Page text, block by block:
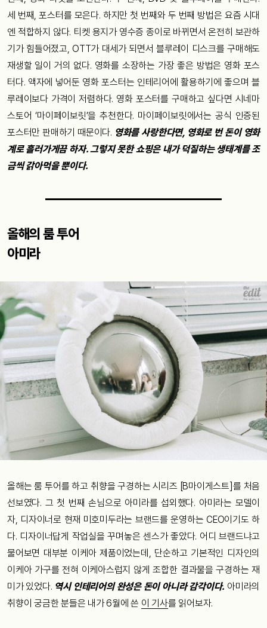
세 번째, 포스터를 모은다. 하지만 첫 번째와 두 번째 방법은 요즘 시대
엔 적합하지 않다. 티켓 용지가 영수증 종이로 바뀌면서 온전히 보관하
기가 힘들어졌고, OTT가 대세가 되면서 블루레이 디스크를 구매해도
재생할 일이 거의 없다. 영화를 소장하는 가장 좋은 방법은 영화 포스
터다. 액자에 넣어둔 영화 포스터는 인테리어에 활용하기에 좋으며 블
루레이보다 가격이 저렴하다. 영화 포스터를 구매하고 싶다면 시네마
스토어 ‘마이페이보릿’을 추천한다. 마이페이보릿에서는 공식 인증된
포스터만 판매하기 때문이다. 영화를 사랑한다면, 영화로 번 돈이 영화
계로 흘러가게끔 하자. 그렇지 못한 쇼핑은 내가 덕질하는 생태계를 조
금씩 갉아먹을 뿐이다.
올해의 룸 투어
아미라
올해는 룸 투어를 하고 취향을 구경하는 시리즈 [B마이게스트]를 처음
선보였다. 그 첫 번째 손님으로 아미라를 섭외했다. 아미라는 모델이
자, 디자이너로 현재 미호미두라는 브랜드를 운영하는 CEO이기도 하
다. 디자이너답게 작업실을 꾸며놓은 센스가 좋았다. 어디 브랜드냐고
물어보면 대부분 이케아 제품이었는데, 단순하고 기본적인 디자인의
이케아 가구를 전혀 이케아스럽지 않게 조합한 결과물을 구경하는 재
미가 있었다. 역시 인테리어의 완성은 돈이 아니라 감각이다. 아미라의
취향이 궁금한 분들은 내가 6월에 쓴 이 기사를 읽어보자.